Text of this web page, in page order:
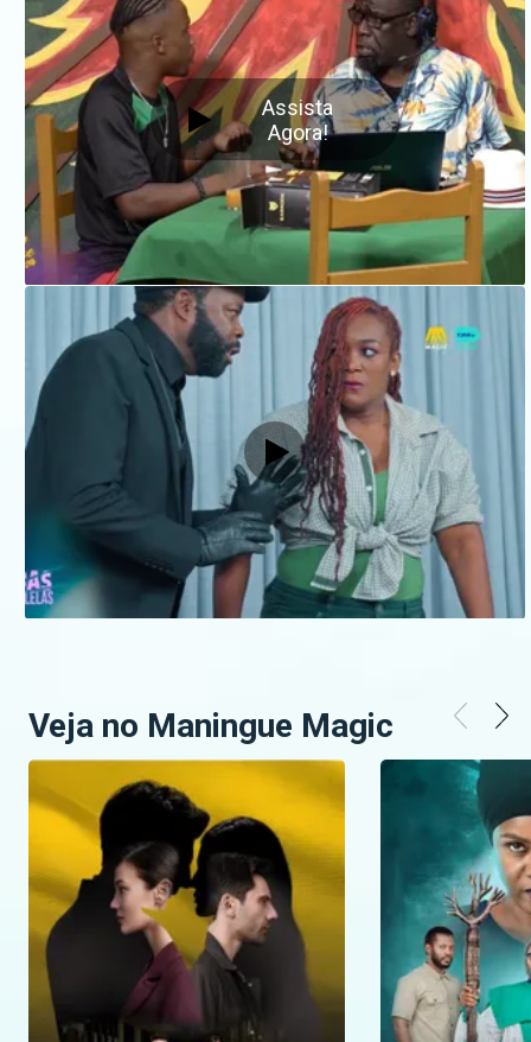
Assista
Agora!
Veja no Maningue Magic